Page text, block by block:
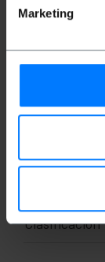
MarketingPeso
alto):
Ficha
Clasificación